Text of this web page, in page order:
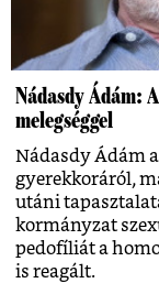
Nádasdy Ádám:
melegséggel
Nádasdy Ádám a
gyerekkoráról,
utáni
kormányzat
pedofíliát a
is reagált.